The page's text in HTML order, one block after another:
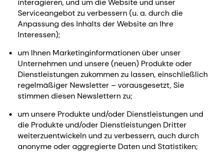
interagieren, und um die Website und unser
Serviceangebot zu verbessern (u. a. durch die
Anpassung des Inhalts der Website an Ihre
Interessen);
um Ihnen Marketinginformationen über unser
Unternehmen und unsere (neuen) Produkte oder
Dienstleistungen zukommen zu lassen, einschließlich
regelmäßiger Newsletter – vorausgesetzt, Sie
stimmen diesen Newslettern zu;
um unsere Produkte und/oder Dienstleistungen und
die Produkte und/oder Dienstleistungen Dritter
weiterzuentwickeln und zu verbessern, auch durch
anonyme oder aggregierte Daten und Statistiken;